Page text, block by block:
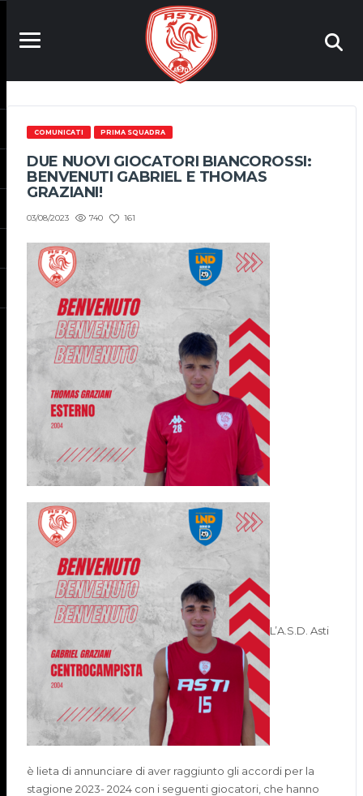
COMUNICATI PRIMA SQUADRA
DUE NUOVI GIOCATORI BIANCOROSSI:
BENVENUTI GABRIEL E THOMAS
GRAZIANI!
03/08/2023 740 161
L’A.S.D. Asti
è lieta di annunciare di aver raggiunto gli accordi per la
stagione 2023- 2024 con i seguenti giocatori, che hanno